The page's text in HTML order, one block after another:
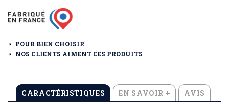
POUR BIEN CHOISIR
NOS CLIENTS AIMENT CES PRODUITS
CARACTÉRISTIQUES EN SAVOIR + AVIS